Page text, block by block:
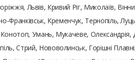
Львів, Кривий Ріг, Миколаїв,
Франківськ, Кременчук, Тернопіль,
Умань, Мукачеве, Олександрія,
Стрий, Нововолинськ, Горішні